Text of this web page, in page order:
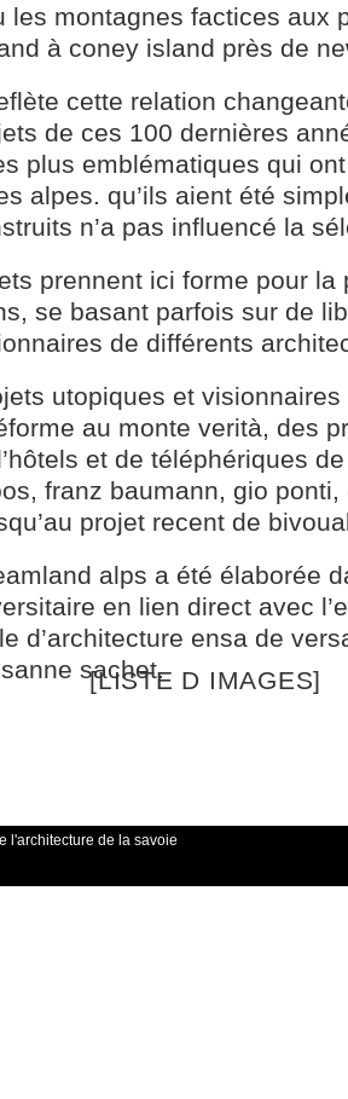
les montagnes factices aux
à coney island près de
cette relation
de ces 100 dernières
plus emblématiques qui
alpes. qu’ils aient été
n’a pas influencé la
prennent ici forme pour la
se basant parfois sur de
de différents
utopiques et
au monte verità, des
et de téléphériques
franz baumann, gio
projet recent de
alps a été élaborée
en lien direct avec
d’architecture ensa de
sachet.
[LISTE D IMAGES]
l'architecture de la savoie